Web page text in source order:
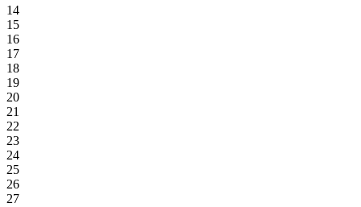
14
15
16
17
18
19
20
21
22
23
24
25
26
27